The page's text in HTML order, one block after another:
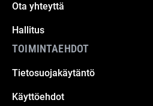
Ota yhteyttä
Hallitus
TOIMINTAEHDOT
Tietosuojakäytäntö
Käyttöehdot